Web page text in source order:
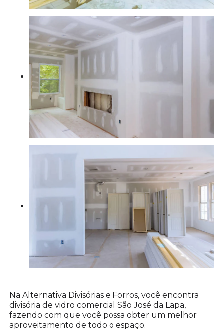
Na Alternativa Divisórias e Forros, você encontra
divisória de vidro comercial São José da Lapa,
fazendo com que você possa obter um melhor
aproveitamento de todo o espaço.